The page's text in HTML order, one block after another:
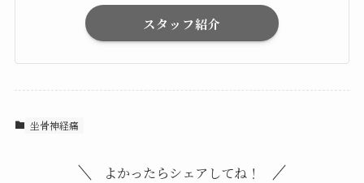
スタッフ紹介
坐骨神経痛
よかったらシェアしてね！